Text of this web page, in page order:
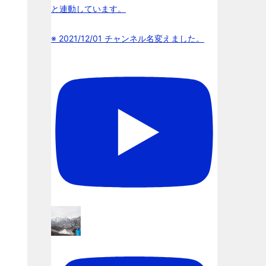
と連動しています。
※ 2021/12/01 チャンネル名変えました。